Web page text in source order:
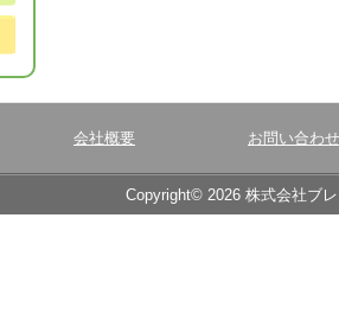
会社概要 お問い合わせ
Copyright© 2026 株式会社ブ